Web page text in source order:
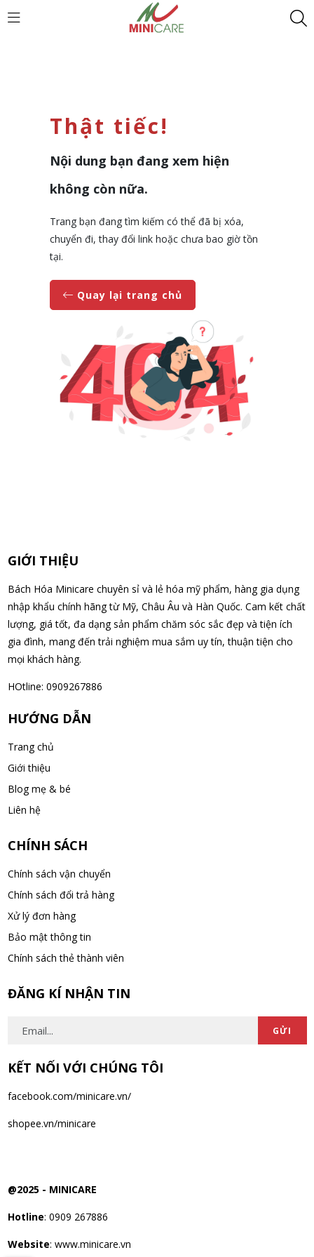
Thật tiếc!
Nội dung bạn đang xem hiện
không còn nữa.
Trang bạn đang tìm kiếm có thể đã bị xóa,
chuyển đi, thay đổi link hoặc chưa bao giờ tồn
tại.
Quay lại trang chủ
GIỚI THIỆU
Bách Hóa Minicare chuyên sỉ và lẻ hóa mỹ phẩm, hàng gia dụng
nhập khẩu chính hãng từ Mỹ, Châu Âu và Hàn Quốc. Cam kết chất
lượng, giá tốt, đa dạng sản phẩm chăm sóc sắc đẹp và tiện ích
gia đình, mang đến trải nghiệm mua sắm uy tín, thuận tiện cho
mọi khách hàng.
HOtline: 0909267886
HƯỚNG DẪN
Trang chủ
Giới thiệu
Blog mẹ & bé
Liên hệ
CHÍNH SÁCH
Chính sách vận chuyển
Chính sách đổi trả hàng
Xử lý đơn hàng
Bảo mật thông tin
Chính sách thẻ thành viên
ĐĂNG KÍ NHẬN TIN
GỬI
KẾT NỐI VỚI CHÚNG TÔI
facebook.com/minicare.vn/
shopee.vn/minicare
@2025 - MINICARE
Hotline: 0909 267886
Website: www.minicare.vn